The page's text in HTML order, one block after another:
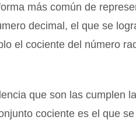
más común de
decimal, el que se
el cociente del número
que son las cumplen
cociente es el que